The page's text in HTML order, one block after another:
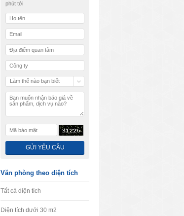
phút tới
Làm thế nào bạn biết
Văn phòng theo diện tích
Tất cả diện tích
Diện tích dưới 30 m2